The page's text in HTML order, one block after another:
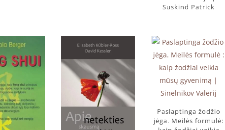
Suskind Patrick
Paslaptinga žodžio
jėga. Meilės formulė: